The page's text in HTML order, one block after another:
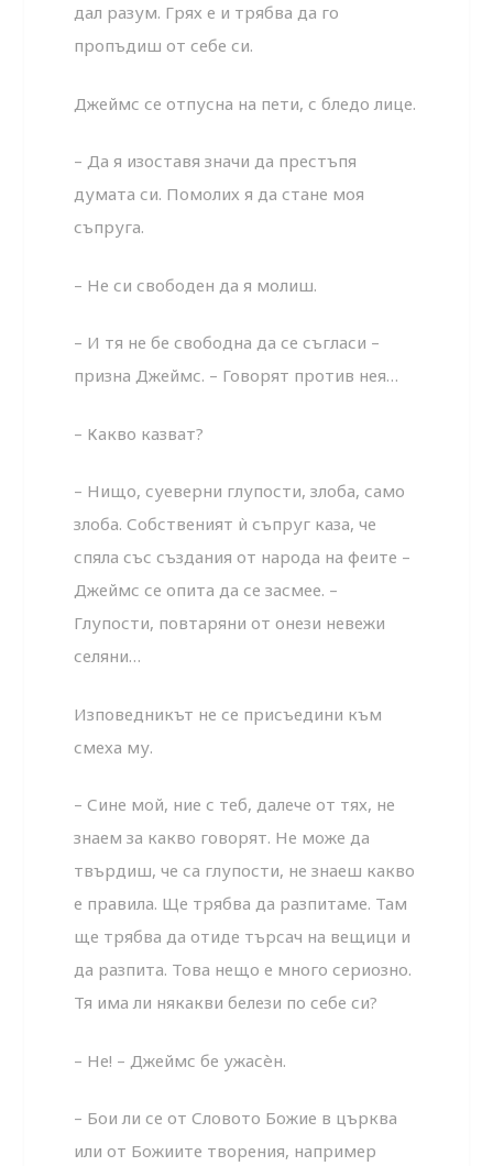
дал разум. Грях е и трябва да го
пропъдиш от себе си.
Джеймс се отпусна на пети, с бледо лице.
– Да я изоставя значи да престъпя
думата си. Помолих я да стане моя
съпруга.
– Не си свободен да я молиш.
– И тя не бе свободна да се съгласи –
призна Джеймс. – Говорят против нея…
– Какво казват?
– Нищо, суеверни глупости, злоба, само
злоба. Собственият ѝ съпруг каза, че
спяла със създания от народа на феите –
Джеймс се опита да се засмее. –
Глупости, повтаряни от онези невежи
селяни…
Изповедникът не се присъедини към
смеха му.
– Сине мой, ние с теб, далече от тях, не
знаем за какво говорят. Не може да
твърдиш, че са глупости, не знаеш какво
е правила. Ще трябва да разпитаме. Там
ще трябва да отиде търсач на вещици и
да разпита. Това нещо е много сериозно.
Тя има ли някакви белези по себе си?
– Не! – Джеймс бе ужасèн.
– Бои ли се от Словото Божие в църква
или от Божиите творения, например